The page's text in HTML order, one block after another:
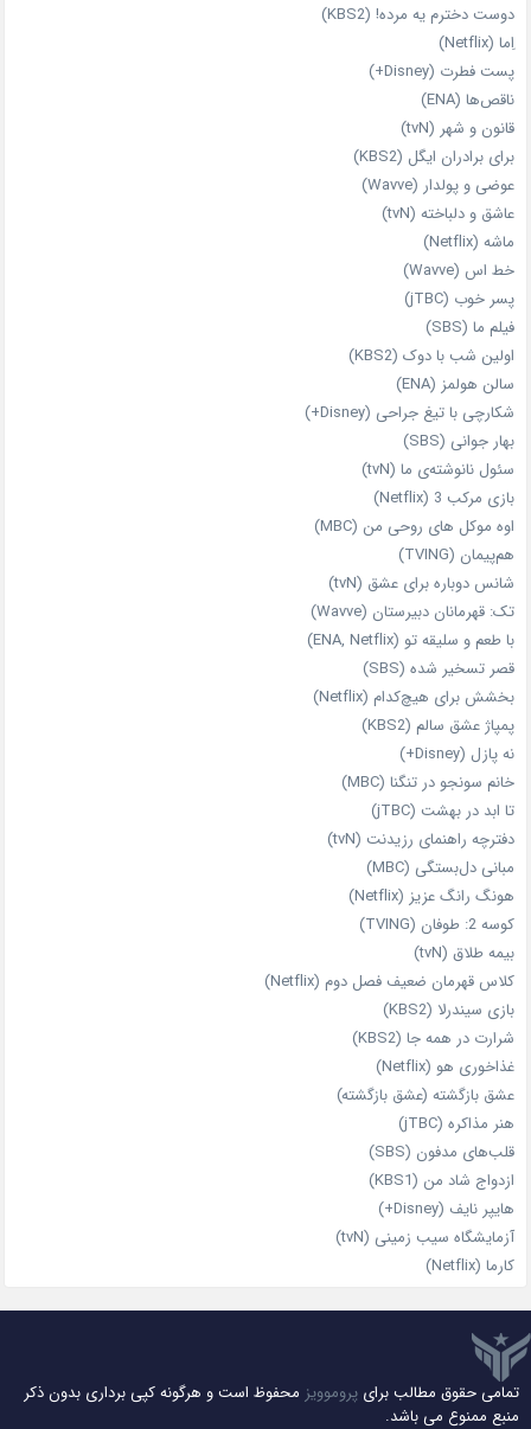
دوست دخترم یه مرده! (KBS2)
اِما (Netflix)
پست فطرت (Disney+)
ناقص‌ها (ENA)
قانون و شهر (tvN)
برای برادران ایگل (KBS2)
عوضی و پولدار (Wavve)
عاشق و دلباخته (tvN)
ماشه (Netflix)
خط اس (Wavve)
پسر خوب (jTBC)
فیلم ما (SBS)
اولین شب با دوک (KBS2)
سالن هولمز (ENA)
شکارچی با تیغ جراحی (Disney+)
بهار جوانی (SBS)
سئول نانوشته‌ی ما (tvN)
بازی مرکب 3 (Netflix)
اوه موکل های روحی من (MBC)
هم‌پیمان (TVING)
شانس دوباره برای عشق (tvN)
تک: قهرمانان دبیرستان (Wavve)
با طعم و سلیقه تو (ENA, Netflix)
قصر تسخیر شده (SBS)
بخشش برای هیچ‌کدام (Netflix)
پمپاژ عشق سالم (KBS2)
نه پازل (Disney+)
خانم سونجو در تنگنا (MBC)
تا ابد در بهشت (jTBC)
دفترچه راهنمای رزیدنت (tvN)
مبانی دل‌بستگی (MBC)
هونگ رانگ عزیز (Netflix)
کوسه 2: طوفان (TVING)
بیمه طلاق (tvN)
کلاس قهرمان ضعیف فصل دوم (Netflix)
بازی سیندرلا (KBS2)
شرارت در همه‌ جا (KBS2)
غذاخوری هو (Netflix)
عشق بازگشته (عشق بازگشته)
هنر مذاکره (jTBC)
قلب‌های مدفون (SBS)
ازدواج شاد من (KBS1)
هایپر نایف (Disney+)
آزمایشگاه سیب‌ زمینی (tvN)
کارما (Netflix)
تمامی حقوق مطالب برای پروموویز محفوظ است و هرگونه کپی برداری بدون ذکر
منبع ممنوع می باشد.